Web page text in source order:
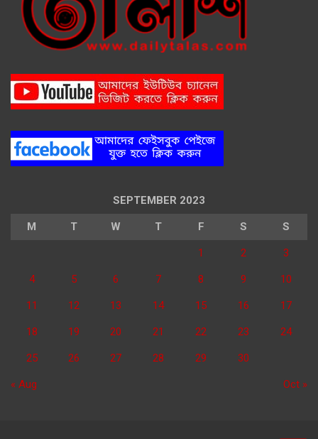
SEPTEMBER 2023
M T W T F S S
1 2 3
4 5 6 7 8 9 10
11 12 13 14 15 16 17
18 19 20 21 22 23 24
25 26 27 28 29 30
« Aug Oct »